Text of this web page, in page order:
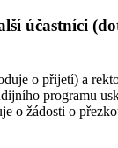
účastníci
o přijetí) a
programu
o žádosti o